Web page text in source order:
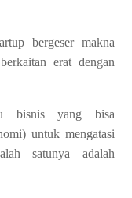
bergeser makna
erat dengan
bisnis yang bisa
untuk mengatasi
satunya adalah